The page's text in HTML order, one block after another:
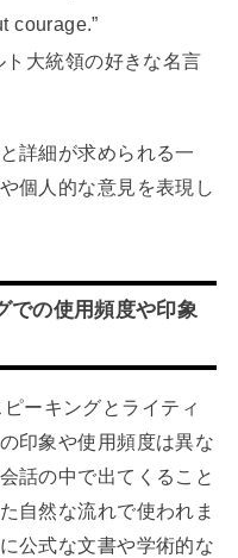
courage.”
ト大統領の好きな名言
詳細が求められる一
個人的な意見を表現し
での使用頻度や印象
ーキングとライティ
印象や使用頻度は異な
話の中で出てくること
自然な流れで使われま
公式な文書や学術的な